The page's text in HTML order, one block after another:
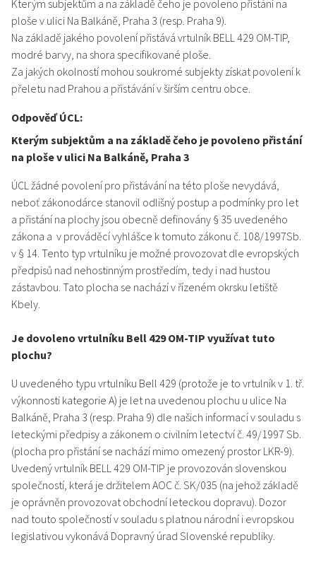
Kterým subjektům a na základě čeho je povoleno přistání na
ploše v ulici Na Balkáně, Praha 3 (resp. Praha 9).
Na základě jakého povolení přistává vrtulník BELL 429 OM-TIP,
modré barvy, na shora specifikované ploše.
Za jakých okolností mohou soukromé subjekty získat povolení k
přeletu nad Prahou a přistávání v širším centru obce.
Odpověď ÚCL:
Kterým subjektům a na základě čeho je povoleno přistání
na ploše v ulici Na Balkáně, Praha 3
ÚCL žádné povolení pro přistávání na této ploše nevydává,
neboť zákonodárce stanovil odlišný postup a podmínky pro let
a přistání na plochy jsou obecně definovány § 35 uvedeného
zákona a v prováděcí vyhlášce k tomuto zákonu č. 108/1997Sb.
v § 14. Tento typ vrtulníku je možné provozovat dle evropských
předpisů nad nehostinným prostředím, tedy i nad hustou
zástavbou. Tato plocha se nachází v řízeném okrsku letiště
Kbely.
Je dovoleno vrtulníku Bell 429 OM-TIP využívat tuto
plochu?
U uvedeného typu vrtulníku Bell 429 (protože je to vrtulník v 1. tř.
výkonnosti kategorie A) je let na uvedenou plochu u ulice Na
Balkáně, Praha 3 (resp. Praha 9) dle našich informací v souladu s
leteckými předpisy a zákonem o civilním letectví č. 49/1997 Sb.
(plocha pro přistání se nachází mimo omezený prostor LKR-9).
Uvedený vrtulník BELL 429 OM-TIP je provozován slovenskou
společností, která je držitelem AOC č. SK/035 (na jehož základě
je oprávněn provozovat obchodní leteckou dopravu). Dozor
nad touto společností v souladu s platnou národní i evropskou
legislativou vykonává Dopravný úrad Slovenské republiky.